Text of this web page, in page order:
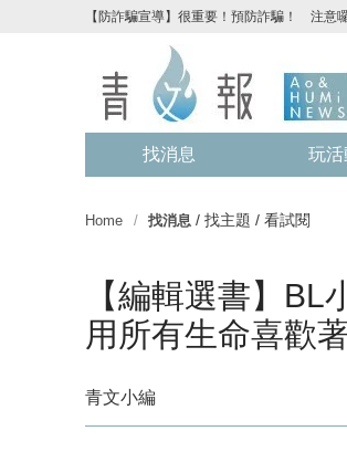
【防詐騙宣導】很重要！預防詐騙！ 注意
找消息 玩活
Home 找消息 / 找主題 / 看試閱
【編輯選書】
用所有生命喜歡著
青文小編